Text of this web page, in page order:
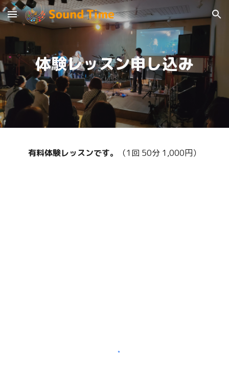
Skip to main content Skip to navigation
体験レッスン申し込み
有料体験レッスンです。 （1回 50分 1,000円）